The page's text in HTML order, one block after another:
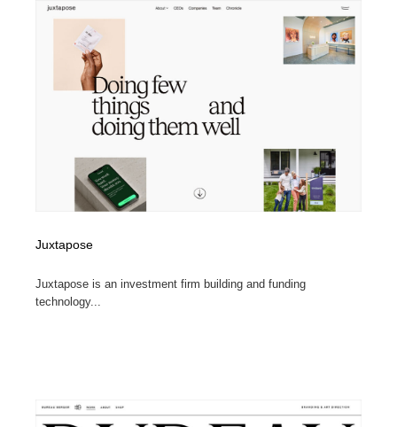
Juxtapose
Juxtapose is an investment firm building and funding
technology...